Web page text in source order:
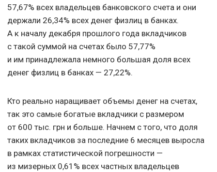
57,67% всех владельцев банковского счета и они
держали 26,34% всех денег физлиц в банках.
А к началу декабря прошлого года вкладчиков
с такой суммой на счетах было 57,77%
и им принадлежала немного большая доля всех
денег физлиц в банках — 27,22%.
Кто реально наращивает объемы денег на счетах,
так это самые богатые вкладчики с размером
от 600 тыс. грн и больше. Начнем с того, что доля
таких вкладчиков за последние 6 месяцев выросла
в рамках статистической погрешности —
из мизерных 0,61% всех частных владельцев